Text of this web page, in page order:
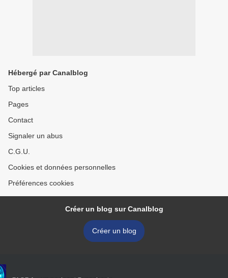
Hébergé par Canalblog
Top articles
Pages
Contact
Signaler un abus
C.G.U.
Cookies et données personnelles
Préférences cookies
Créer un blog sur Canalblog
Créer un blog